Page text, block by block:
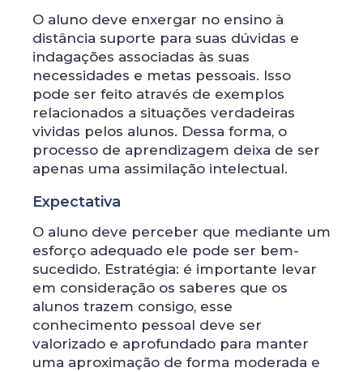
O aluno deve enxergar no ensino à
distância suporte para suas dúvidas e
indagações associadas às suas
necessidades e metas pessoais. Isso
pode ser feito através de exemplos
relacionados a situações verdadeiras
vividas pelos alunos. Dessa forma, o
processo de aprendizagem deixa de ser
apenas uma assimilação intelectual.
Expectativa
O aluno deve perceber que mediante um
esforço adequado ele pode ser bem-
sucedido. Estratégia: é importante levar
em consideração os saberes que os
alunos trazem consigo, esse
conhecimento pessoal deve ser
valorizado e aprofundado para manter
uma aproximação de forma moderada e